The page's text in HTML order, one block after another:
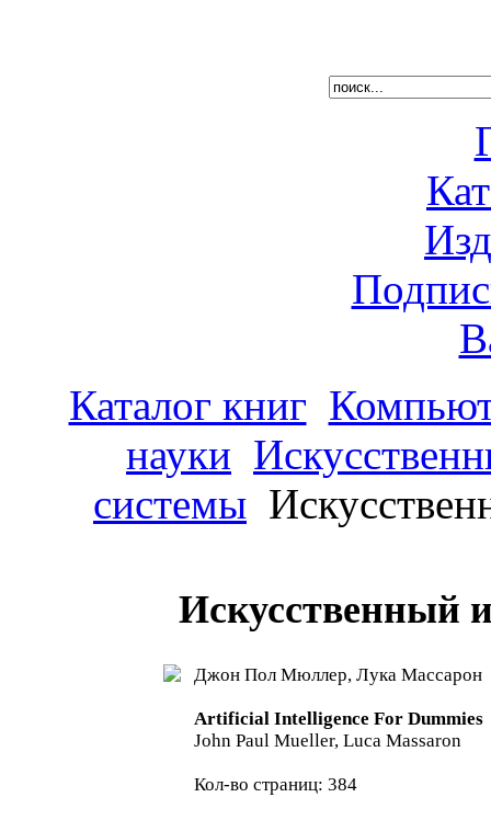
Каталог книг
науки
системы
Искусственный
Джон Пол Мюллер, Лука Массарон
Artificial Intelligence For Dummies
John Paul Mueller, Luca Massaron
Кол-во страниц: 384